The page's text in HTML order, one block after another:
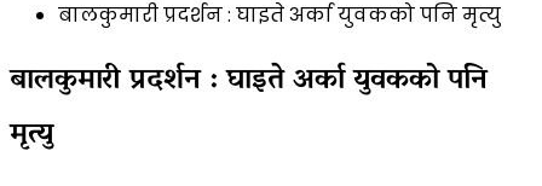
बालकुमारी प्रदर्शन : घाइते अर्का युवकको पनि मृत्यु
बालकुमारी प्रदर्शन : घाइते अर्का युवकको पनि
मृत्यु